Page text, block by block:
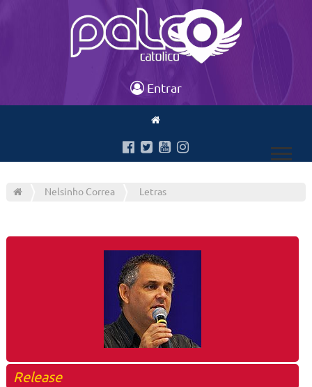
Entrar
Nelsinho Correa Letras
Release